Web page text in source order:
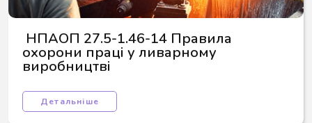
охорони праці у ливарному
виробництві
Детальніше